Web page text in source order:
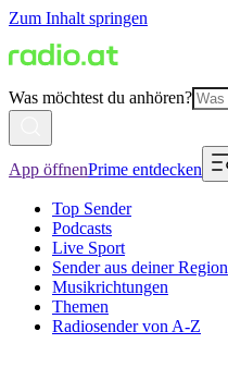
Zum Inhalt springen
Was möchtest du anhören?
App öffnenPrime entdecken
Top Sender
Podcasts
Live Sport
Sender aus deiner Region
Musikrichtungen
Themen
Radiosender von A-Z